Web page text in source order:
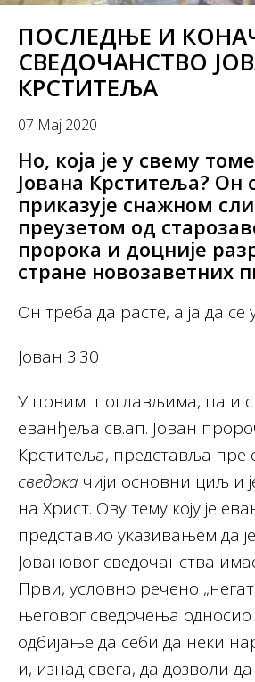
ПОСЛЕДЊЕ И
СВЕДОЧАНСТВО
КРСТИТЕЉА
07 Мај 2020
Но, која је у свему
Јована Крститеља? Он
приказује снажном
преузетом од
пророка и доцније
стране новозаветних
Он треба да расте, а ја да се
Јован 3:30
У првим поглављима, па и
еванђеља св.ап. Јован
Крститеља, представља пре
сведока чији основни циљ и
на Христ. Ову тему коју је
представио указивањем да
Јовановог сведочанства
Први, условно речено
његовог сведочења
одбијање да себи да неки
и, изнад свега, да дозволи